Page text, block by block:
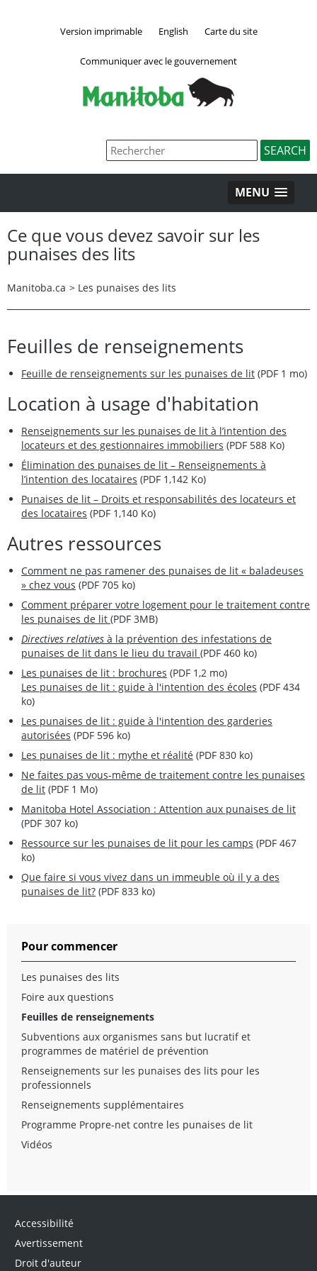
Version imprimable English Carte du site
Communiquer avec le gouvernement
MENU
Ce que vous devez savoir sur les
punaises des lits
Manitoba.ca > Les punaises des lits
Feuilles de renseignements
Feuille de renseignements sur les punaises de lit (PDF 1 mo)
Location à usage d'habitation
Renseignements sur les punaises de lit à l’intention des
locateurs et des gestionnaires immobiliers (PDF 588 Ko)
Élimination des punaises de lit – Renseignements à
l’intention des locataires (PDF 1,142 Ko)
Punaises de lit – Droits et responsabilités des locateurs et
des locataires (PDF 1,140 Ko)
Autres ressources
Comment ne pas ramener des punaises de lit « baladeuses
» chez vous (PDF 705 ko)
Comment préparer votre logement pour le traitement contre
les punaises de lit (PDF 3MB)
Directives relatives à la prévention des infestations de
punaises de lit dans le lieu du travail (PDF 460 ko)
Les punaises de lit : brochures (PDF 1,2 mo)
Les punaises de lit : guide à l'intention des écoles (PDF 434
ko)
Les punaises de lit : guide à l'intention des garderies
autorisées (PDF 596 ko)
Les punaises de lit : mythe et réalité (PDF 830 ko)
Ne faites pas vous-même de traitement contre les punaises
de lit (PDF 1 Mo)
Manitoba Hotel Association : Attention aux punaises de lit
(PDF 307 ko)
Ressource sur les punaises de lit pour les camps (PDF 467
ko)
Que faire si vous vivez dans un immeuble où il y a des
punaises de lit? (PDF 833 ko)
Pour commencer
Les punaises des lits
Foire aux questions
Feuilles de renseignements
Subventions aux organismes sans but lucratif et
programmes de matériel de prévention
Renseignements sur les punaises des lits pour les
professionnels
Renseignements supplémentaires
Programme Propre-net contre les punaises de lit
Vidéos
Accessibilité
Avertissement
Droit d'auteur